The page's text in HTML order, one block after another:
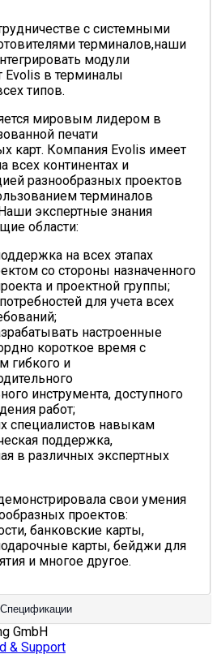
с системными
терминалов,наши
модули
Evolis в терминалы
типов.
мировым лидером в
печати
карт. Компания Evolis имеет
всех континентах и
разнообразных проектов
терминалов
экспертные знания
области:
на всех этапах
со стороны назначенного
и проектной группы;
для учета всех
настроенные
короткое время с
гибкого и
инструмента, доступного
работ;
специалистов навыкам
поддержка,
в различных экспертных
свои умения
проектов:
банковские карты,
карты, бейджи для
и многое другое.
Спецификации
GmbH
& Support